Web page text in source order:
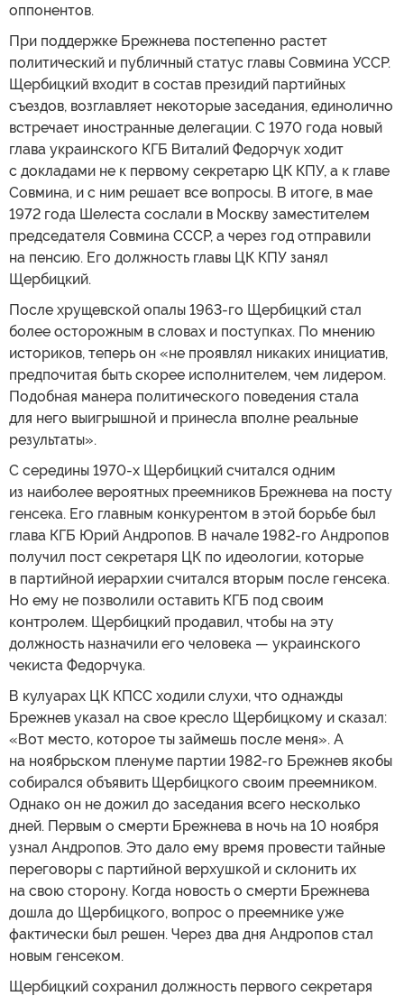
оппонентов.
При поддержке Брежнева постепенно растет
политический и публичный статус главы Совмина УССР.
Щербицкий входит в состав президий партийных
съездов, возглавляет некоторые заседания, единолично
встречает иностранные делегации. С 1970 года новый
глава украинского КГБ Виталий Федорчук ходит
с докладами не к первому секретарю ЦК КПУ, а к главе
Совмина, и с ним решает все вопросы. В итоге, в мае
1972 года Шелеста сослали в Москву заместителем
председателя Совмина СССР, а через год отправили
на пенсию. Его должность главы ЦК КПУ занял
Щербицкий.
После хрущевской опалы 1963-го Щербицкий стал
более осторожным в словах и поступках. По мнению
историков, теперь он «не проявлял никаких инициатив,
предпочитая быть скорее исполнителем, чем лидером.
Подобная манера политического поведения стала
для него выигрышной и принесла вполне реальные
результаты».
С середины 1970-х Щербицкий считался одним
из наиболее вероятных преемников Брежнева на посту
генсека. Его главным конкурентом в этой борьбе был
глава КГБ Юрий Андропов. В начале 1982-го Андропов
получил пост секретаря ЦК по идеологии, которые
в партийной иерархии считался вторым после генсека.
Но ему не позволили оставить КГБ под своим
контролем. Щербицкий продавил, чтобы на эту
должность назначили его человека — украинского
чекиста Федорчука.
В кулуарах ЦК КПСС ходили слухи, что однажды
Брежнев указал на свое кресло Щербицкому и сказал:
«Вот место, которое ты займешь после меня». А
на ноябрьском пленуме партии 1982-го Брежнев якобы
собирался объявить Щербицкого своим преемником.
Однако он не дожил до заседания всего несколько
дней. Первым о смерти Брежнева в ночь на 10 ноября
узнал Андропов. Это дало ему время провести тайные
переговоры с партийной верхушкой и склонить их
на свою сторону. Когда новость о смерти Брежнева
дошла до Щербицкого, вопрос о преемнике уже
фактически был решен. Через два дня Андропов стал
новым генсеком.
Щербицкий сохранил должность первого секретаря